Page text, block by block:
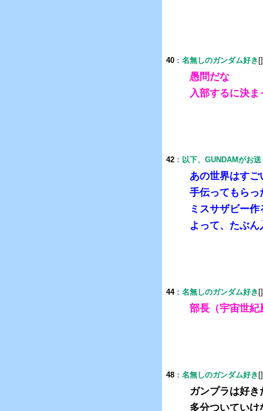
40 ： 名無しのガンダム好き
愚問だな
入部するに決
42 ： 以下、GUNDAMがお
あの世界はすご
手伝ってもらっ
ミスサザビー
よって、たぶ
44： 名無しのガンダム好き
部長（宇宙世紀
48 ： 名無しのガンダム好き
ガンプラは好
多分ついてい